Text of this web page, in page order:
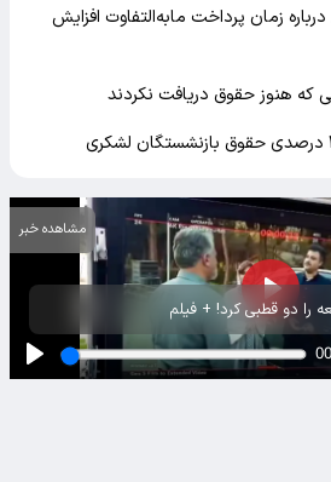
زمان پرداخت مابه‌التفاوت افزایش
که هنوز حقوق دریافت نکردند
را دو قطبی کرد! + فیلم
مشاهده خبر